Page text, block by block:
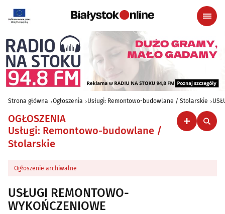
Strona główna Ogłoszenia Usługi: Remontowo-budowlane / Stolarskie
OGŁOSZENIA
Usługi: Remontowo-budowlane /
Stolarskie
Ogłoszenie archiwalne
USŁUGI REMONTOWO-
WYKOŃCZENIOWE